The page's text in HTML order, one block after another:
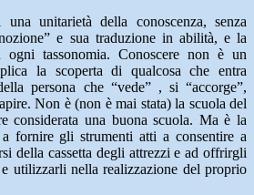
unitarietà della conoscenza, senza
e sua traduzione in abilità, e la
ogni tassonomia. Conoscere non è un
la scoperta di qualcosa che entra
persona che “vede” , si “accorge”,
Non è (non è mai stata) la scuola del
considerata una buona scuola. Ma è la
a fornire gli strumenti atti a consentire a
della cassetta degli attrezzi e ad offrirgli
utilizzarli nella realizzazione del proprio